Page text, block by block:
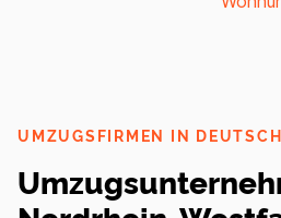
UMZUGSFIRMEN IN